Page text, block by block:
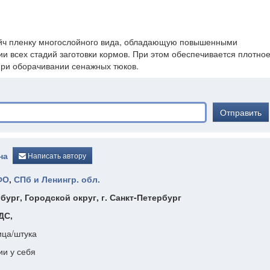
пленку многослойного вида, обладающую повышенными
всех стадий заготовки кормов. При этом обеспечивается плотное
оборачивании сенажных тюков.
Отправить
Написать автору
, СПб и Ленингр. обл.
Городской округ, г. Санкт-Петербург
штука
у себя